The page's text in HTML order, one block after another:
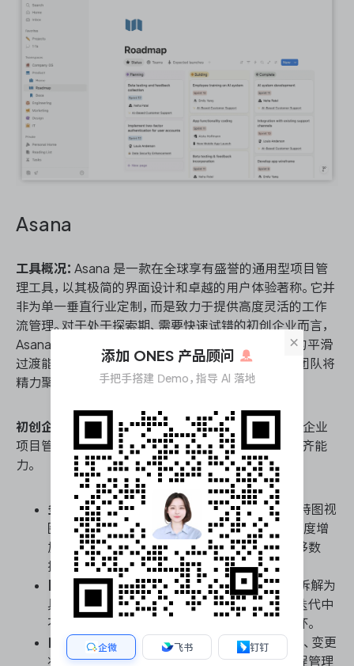
Asana
工具概况： Asana 是一款在全球享有盛誉的通用型项目管
理工具，以其极简的界面设计和卓越的用户体验著称。它并
非为单一垂直行业定制，而是致力于提供高度灵活的工作
流管理。对于处于探索期、需要快速试错的初创企业而言，
Asana 提供了从轻量级任务追踪到复杂跨部门协同的平滑
过渡能力，其核心设计理念是降低工具使用门槛，让团队将
精力聚焦于业务执行而非工具维护。
初创企业项目管理能力核心能力：Asana 在构建初创企业
项目管理能力时，展现出极强的敏捷适应性与目标对齐能
力。
多视图无缝切换：
支持列表、看板、时间轴及甘特图视
图。初创团队可从简单的看板起步，随业务复杂度增
加无缝切换至时间轴管理多项目依赖，无需迁移数
据。
目标（Goals）体系穿透：允许将公司战略目标拆解为
具体子项目与日常任务，确保早期团队在快速迭代中
不偏离核心业务方向，实现从战略到执行的闭环。
自动化工作流：
内置规则引擎，可自动分配任务、变更
状态或触发通知。这大幅减少了初创团队在流程管理
×
添加 ONES 产品顾问
手把手搭建 Demo，指导 AI 落地
企微 飞书 钉钉